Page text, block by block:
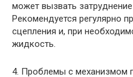
может вызвать
Рекомендуется регулярно
сцепления и, при
жидкость.
4. Проблемы с механизмом